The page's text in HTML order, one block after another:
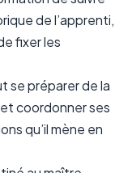
de l’apprenti,
fixer les
se préparer de la
coordonner ses
qu’il mène en